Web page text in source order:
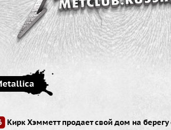
Кирк Хэмметт продает свой дом на берегу